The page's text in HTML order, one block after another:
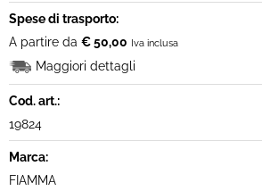
Spese di trasporto:
A partire da € 50,00 Iva inclusa
Maggiori dettagli
Cod. art.:
19824
Marca:
FIAMMA